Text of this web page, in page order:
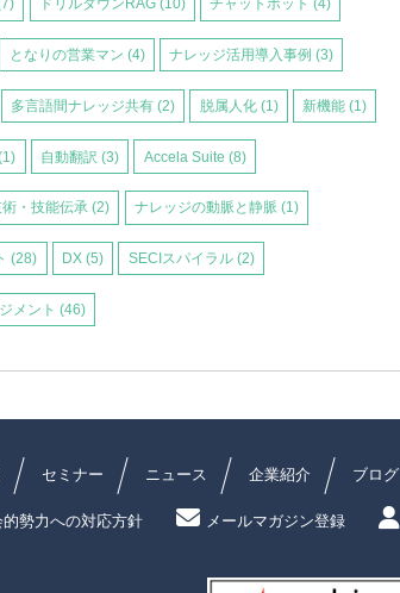
ドリルダウンRAG (10) チャットボット(4)
となりの営業マン (4) ナレッジ活用導入事例(3)
多言語間ナレッジ共有 (2) 脱属人化 (1) 新機能(1)
自動翻訳 (3) Accela Suite (8)
術・技能伝承(2) ナレッジの動脈と静脈 (1)
(28) DX (5) SECIスパイラル (2)
メント (46)
セミナー ニュース 企業紹介 ブログ
的勢力への対応方針 メールマガジン登録